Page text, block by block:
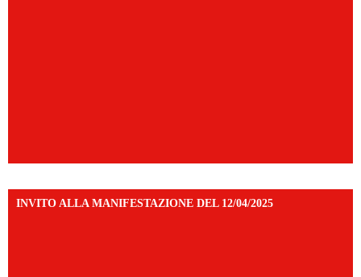
INVITO ALLA MANIFESTAZIONE DEL 12/04/2025